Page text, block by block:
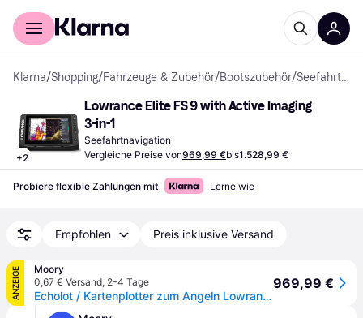
Für Shopper
Klarna/Shopping/Fahrzeuge & Zubehör/Bootszubehör/ Seefahrtnavigation
+2
Lowrance Elite FS 9 with Active Imaging
3-in-1
Seefahrtnavigation
Vergleiche Preise von969,99 €bis1.528,99 €
Probiere flexible Zahlungen mit Lerne wie
Empfohlen Preis inklusive Versand
ANZEIGE
Moory
0,67 € Versand, 2–4 Tage
Echolot / Kartenplotter zum Angeln Lowrance Elite FS, 9" | ohne Geber
969,99 €